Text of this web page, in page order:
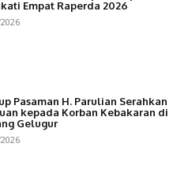
Empat Raperda 2026
Pasaman H. Parulian Serahkan
kepada Korban Kebakaran di
Gelugur